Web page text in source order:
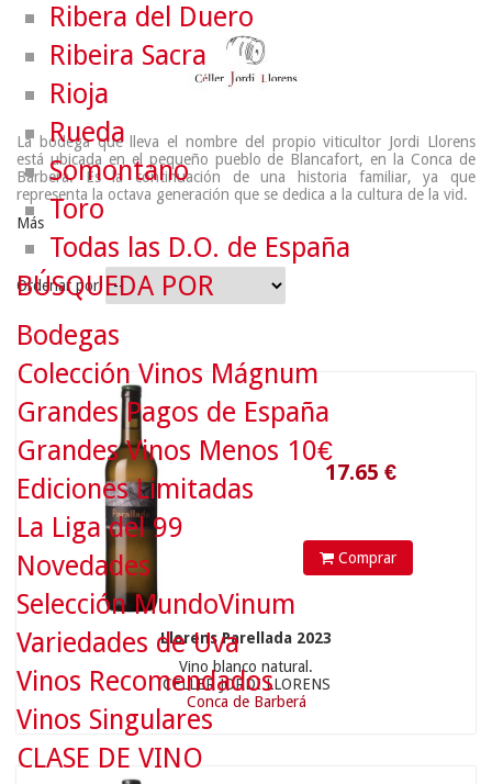
La bodega que lleva el nombre del propio viticultor Jordi Llorens
está ubicada en el pequeño pueblo de Blancafort, en la Conca de
Barberà. Es la continuación de una historia familiar, ya que
representa la octava generación que se dedica a la cultura de la vid.
Más
Ordenar por
17.65
Comprar
Llorens Parellada 2023
Vino blanco natural.
CELLER JORDI LLORENS
Conca de Barberá
Ribera del Duero
Ribeira Sacra
Rioja
Rueda
Somontano
Toro
Todas las D.O. de España
BÚSQUEDA POR
Bodegas
Colección Vinos Mágnum
Grandes Pagos de España
Grandes Vinos Menos 10€
Ediciones Limitadas
La Liga del 99
Novedades
Selección MundoVinum
Variedades de Uva
Vinos Recomendados
Vinos Singulares
CLASE DE VINO